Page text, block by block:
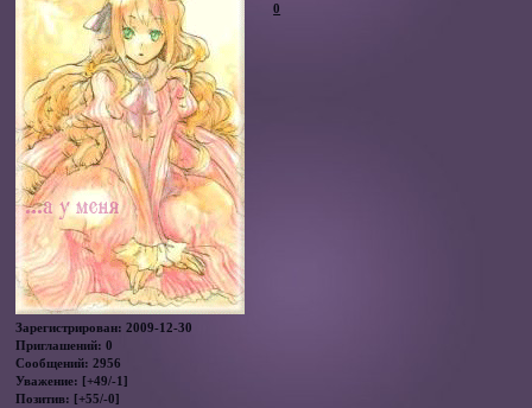
Зарегистрирован: 2009-12-30
Приглашений: 0
Сообщений: 2956
Уважение: [+49/-1]
Позитив: [+55/-0]
0